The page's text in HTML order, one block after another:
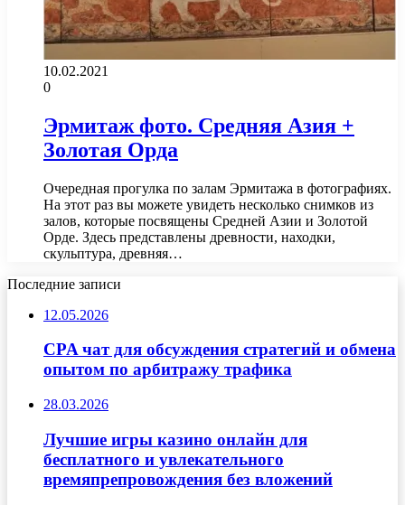
10.02.2021
0
Эрмитаж фото. Средняя Азия +
Золотая Орда
Очередная прогулка по залам Эрмитажа в фотографиях.
На этот раз вы можете увидеть несколько снимков из
залов, которые посвящены Средней Азии и Золотой
Орде. Здесь представлены древности, находки,
скульптура, древняя…
Последние записи
12.05.2026
CPA чат для обсуждения стратегий и обмена
опытом по арбитражу трафика
28.03.2026
Лучшие игры казино онлайн для
бесплатного и увлекательного
времяпрепровождения без вложений